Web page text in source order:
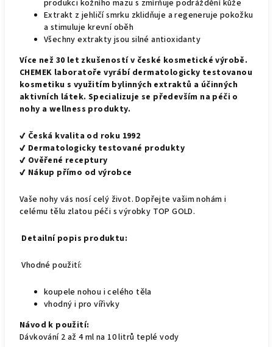
produkci kožního mazu s zmírňuje podráždění kůže
Extrakt z jehličí smrku zklidňuje a regeneruje pokožku
a stimuluje krevní oběh
Všechny extrakty jsou silné antioxidanty
Více než 30 let zkušeností v české kosmetické výrobě.
CHEMEK laboratoře vyrábí dermatologicky testovanou
kosmetiku s využitím bylinných extraktů a účinných
aktivních látek. Specializuje se především na péči o
nohy a wellness produkty.
✔ Česká kvalita od roku 1992
✔ Dermatologicky testované produkty
✔ Ověřené receptury
✔ Nákup přímo od výrobce
Vaše nohy vás nosí celý život. Dopřejte vašim nohám i
celému tělu zlatou péči s výrobky TOP GOLD.
Detailní popis produktu:
Vhodné použití:
koupele nohou i celého těla
vhodný i pro vířivky
Návod k použití:
Dávkování 2 až 4 ml na 10 litrů teplé vody